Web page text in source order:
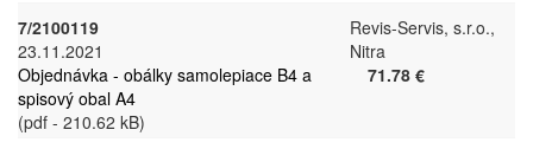
7/2100119
23.11.2021
Objednávka - obálky samolepiace B4 a
spisový obal A4
(pdf - 210.62 kB)
Revis-Servis, s.r.o.,
Nitra
71.78 €